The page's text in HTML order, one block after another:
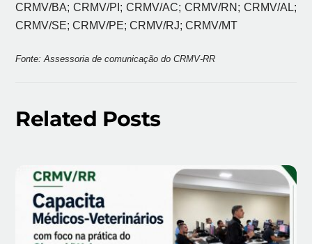
CRMV/BA; CRMV/PI; CRMV/AC; CRMV/RN; CRMV/AL;
CRMV/SE; CRMV/PE; CRMV/RJ; CRMV/MT
Fonte: Assessoria de comunicação do CRMV-RR
Related Posts